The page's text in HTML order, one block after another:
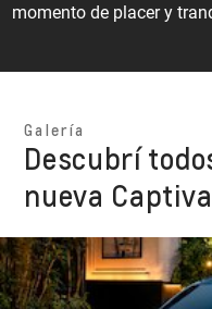
momento de placer y
Galería
Descubrí
nueva